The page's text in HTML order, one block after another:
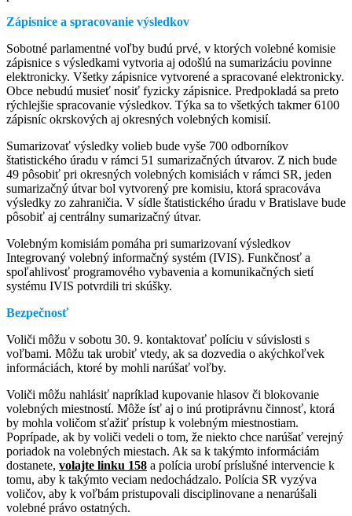
Zápisnice a spracovanie výsledkov
Sobotné parlamentné voľby budú prvé, v ktorých volebné komisie
zápisnice s výsledkami vytvoria aj odošlú na sumarizáciu povinne
elektronicky. Všetky zápisnice vytvorené a spracované elektronicky.
Obce nebudú musieť nosiť fyzicky zápisnice. Predpokladá sa preto
rýchlejšie spracovanie výsledkov. Týka sa to všetkých takmer 6100
zápisníc okrskových aj okresných volebných komisií.
Sumarizovať výsledky volieb bude vyše 700 odborníkov
štatistického úradu v rámci 51 sumarizačných útvarov. Z nich bude
49 pôsobiť pri okresných volebných komisiách v rámci SR, jeden
sumarizačný útvar bol vytvorený pre komisiu, ktorá spracováva
výsledky zo zahraničia. V sídle štatistického úradu v Bratislave bude
pôsobiť aj centrálny sumarizačný útvar.
Volebným komisiám pomáha pri sumarizovaní výsledkov
Integrovaný volebný informačný systém (IVIS). Funkčnosť a
spoľahlivosť programového vybavenia a komunikačných sietí
systému IVIS potvrdili tri skúšky.
Bezpečnosť
Voliči môžu v sobotu 30. 9. kontaktovať políciu v súvislosti s
voľbami. Môžu tak urobiť vtedy, ak sa dozvedia o akýchkoľvek
informáciách, ktoré by mohli narúšať voľby.
Voliči môžu nahlásiť napríklad kupovanie hlasov či blokovanie
volebných miestností. Môže ísť aj o inú protiprávnu činnosť, ktorá
by mohla voličom sťažiť prístup k volebným miestnostiam.
Poprípade, ak by voliči vedeli o tom, že niekto chce narúšať verejný
poriadok na volebných miestach. Ak sa k takýmto informáciám
dostanete, volajte linku 158 a polícia urobí príslušné intervencie k
tomu, aby k takýmto veciam nedochádzalo. Polícia SR vyzýva
voličov, aby k voľbám pristupovali disciplinovane a nenarúšali
volebné právo ostatných.